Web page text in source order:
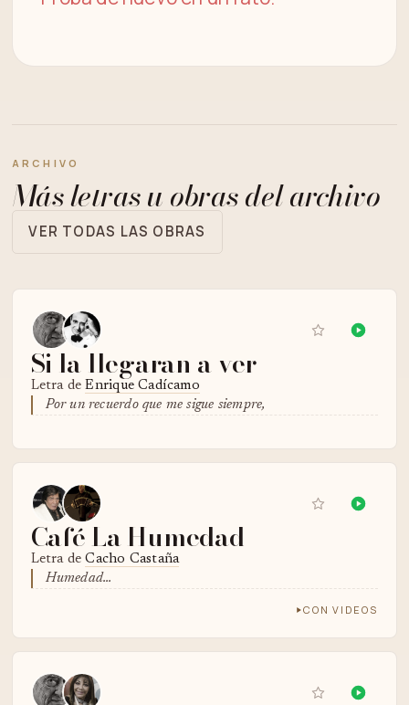
ARCHIVO
Más letras u obras del archivo
VER TODAS LAS OBRAS
Si la llegaran a ver
Letra deEnrique Cadícamo
Por un recuerdo que me sigue siempre,
Café La Humedad
Letra deCacho Castaña
Humedad...
CON VIDEOS